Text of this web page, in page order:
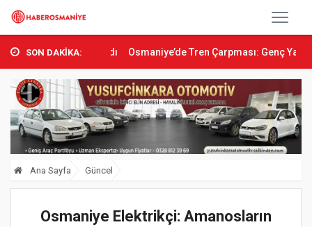
SON DAKİKA:
Alındı Osmaniye’de Tren Çarpması: Genç Yaralandı
Ana Sayfa Güncel
Osmaniye Elektrikçi: Amanosların